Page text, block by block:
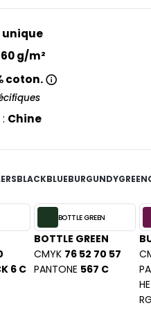
PYJAMA
RECYCLÉ
SAC SHOPPING
NEW MORNING STUDIOS
P
PAREDES SEGURIDAD
PARKS
PEN DUICK
PROMODORO
QUADRA
R
RICA LEWIS
RUSSELL ATHLETIC®
RUSSELL ATHLETIC®
unique
g/m²
coton.
Chine
BLACKBLUEBURGUNDYGREEN
6 C
BOTTLE GREEN
BOTTLE GREEN
CMYK 76 52 70 57
PANTONE 567 C